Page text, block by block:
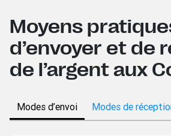
Moyens
d’envoyer et de
de l’argent aux
Modes d’envoi Modes de